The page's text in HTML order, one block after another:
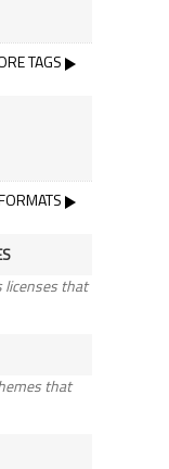
TAGS
licenses that
that